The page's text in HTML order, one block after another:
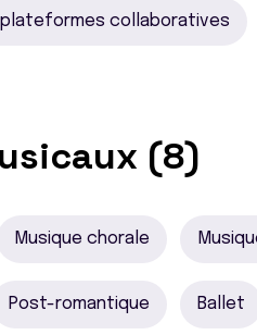
collaboratives
(8)
Musique chorale
Post-romantique Ballet